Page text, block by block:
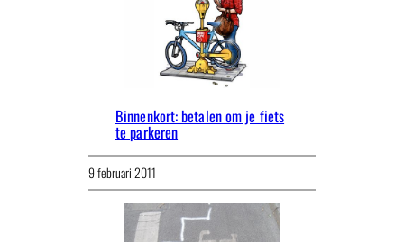
Binnenkort: betalen om je fiets
te parkeren
9 februari 2011